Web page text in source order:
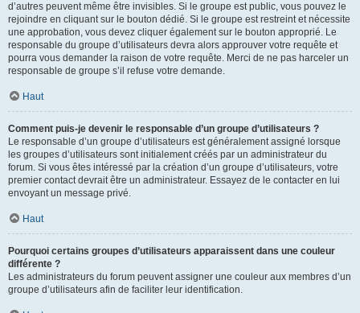
d’autres peuvent même être invisibles. Si le groupe est public, vous pouvez le
rejoindre en cliquant sur le bouton dédié. Si le groupe est restreint et nécessite
une approbation, vous devez cliquer également sur le bouton approprié. Le
responsable du groupe d’utilisateurs devra alors approuver votre requête et
pourra vous demander la raison de votre requête. Merci de ne pas harceler un
responsable de groupe s’il refuse votre demande.
Haut
Comment puis-je devenir le responsable d’un groupe d’utilisateurs ?
Le responsable d’un groupe d’utilisateurs est généralement assigné lorsque
les groupes d’utilisateurs sont initialement créés par un administrateur du
forum. Si vous êtes intéressé par la création d’un groupe d’utilisateurs, votre
premier contact devrait être un administrateur. Essayez de le contacter en lui
envoyant un message privé.
Haut
Pourquoi certains groupes d’utilisateurs apparaissent dans une couleur
différente ?
Les administrateurs du forum peuvent assigner une couleur aux membres d’un
groupe d’utilisateurs afin de faciliter leur identification.